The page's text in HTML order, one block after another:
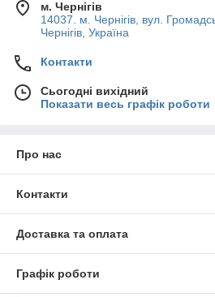
м. Чернігів
14037. м. Чернігів, вул.
Чернігів, Україна
Контакти
Сьогодні вихідний
Показати весь графік роботи
Про нас
Контакти
Доставка та оплата
Графік роботи